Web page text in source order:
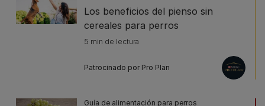
Los beneficios del pienso sin
cereales para perros
5 min de lectura
Patrocinado por Pro Plan
Guía de alimentación para perros